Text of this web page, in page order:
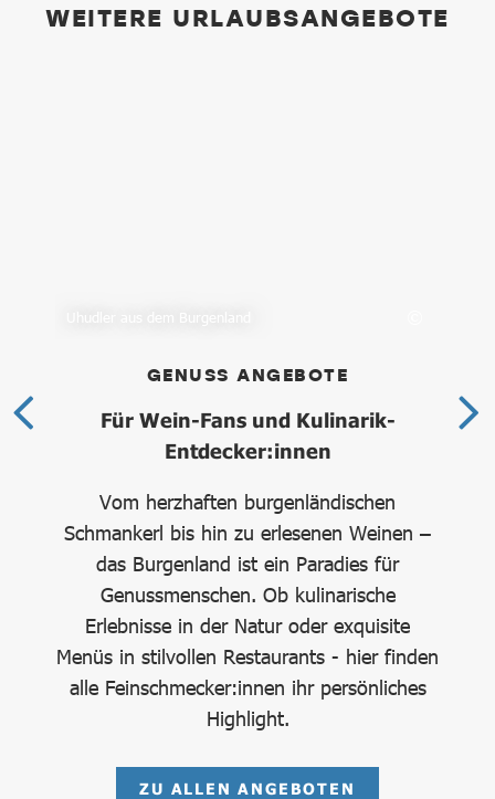
WEITERE URLAUBSANGEBOTE
GENUSS ANGEBOTE
Für Wein-Fans und Kulinarik-
Entdecker:innen
Vom herzhaften burgenländischen
Schmankerl bis hin zu erlesenen Weinen –
das Burgenland ist ein Paradies für
Genussmenschen. Ob kulinarische
Erlebnisse in der Natur oder exquisite
Menüs in stilvollen Restaurants - hier finden
alle Feinschmecker:innen ihr persönliches
Highlight.
ZU ALLEN ANGEBOTEN